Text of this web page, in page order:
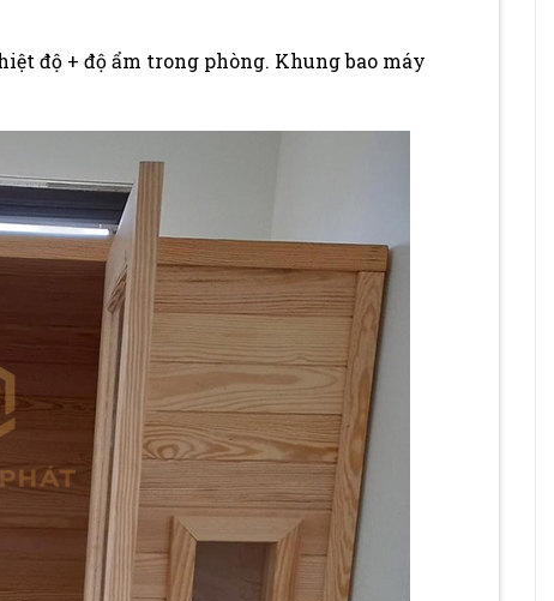
độ + độ ẩm trong phòng. Khung bao máy